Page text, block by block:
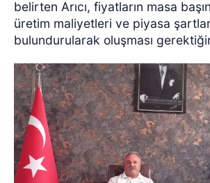
belirten Arıcı, fiyatların masa
üretim maliyetleri ve piyasa
bulundurularak oluşması